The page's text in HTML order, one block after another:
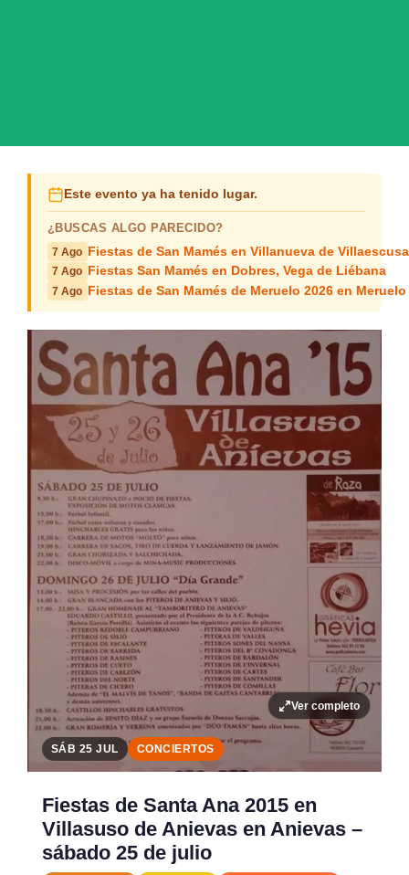
Este evento ya ha tenido lugar.
¿BUSCAS ALGO PARECIDO?
7 Ago Fiestas de San Mamés en Villanueva de
7 Ago Fiestas San Mamés en Dobres, Vega de Liébana
7 Ago Fiestas de San Mamés de Meruelo 2026 en Meruelo
Ver completo
SÁB 25 JUL CONCIERTOS
Fiestas de Santa Ana 2015 en
Villasuso de Anievas en Anievas –
sábado 25 de julio